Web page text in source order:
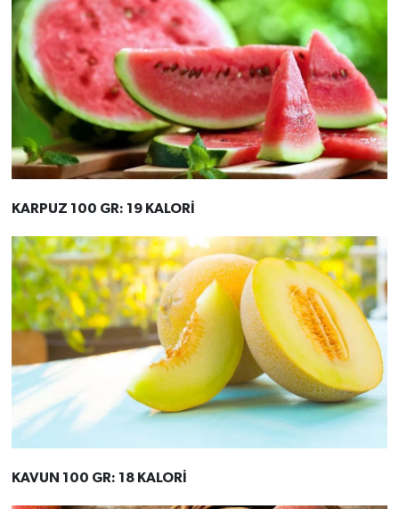
KARPUZ 100 GR: 19 KALORİ
KAVUN 100 GR: 18 KALORİ